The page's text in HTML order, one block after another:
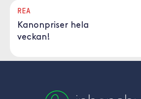
REA
Kanonpriser hela
veckan!